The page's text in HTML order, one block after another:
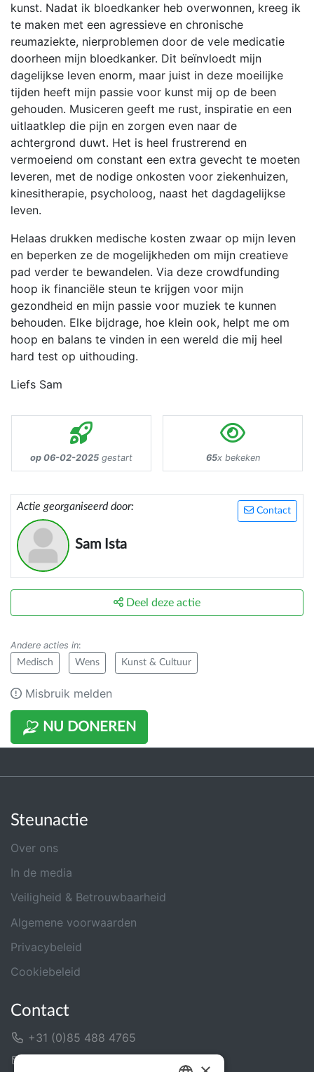
kunst. Nadat ik bloedkanker heb overwonnen, kreeg ik
te maken met een agressieve en chronische
reumaziekte, nierproblemen door de vele medicatie
doorheen mijn bloedkanker. Dit beïnvloedt mijn
dagelijkse leven enorm, maar juist in deze moeilijke
tijden heeft mijn passie voor kunst mij op de been
gehouden. Musiceren geeft me rust, inspiratie en een
uitlaatklep die pijn en zorgen even naar de
achtergrond duwt. Het is heel frustrerend en
vermoeiend om constant een extra gevecht te moeten
leveren, met de nodige onkosten voor ziekenhuizen,
kinesitherapie, psycholoog, naast het dagdagelijkse
leven.
Helaas drukken medische kosten zwaar op mijn leven
en beperken ze de mogelijkheden om mijn creatieve
pad verder te bewandelen. Via deze crowdfunding
hoop ik financiële steun te krijgen voor mijn
gezondheid en mijn passie voor muziek te kunnen
behouden. Elke bijdrage, hoe klein ook, helpt me om
hoop en balans te vinden in een wereld die mij heel
hard test op uithouding.
Liefs Sam
op 06-02-2025 gestart 65x bekeken
Contact
Actie georganiseerd door:
Sam Ista
NU DONEREN
Deel deze actie
Andere acties in:
Medisch Wens Kunst & Cultuur
Misbruik melden
Steunactie
Over ons
In de media
Veiligheid & Betrouwbaarheid
Algemene voorwaarden
Privacybeleid
Cookiebeleid
Contact
+31 (0)85 488 4765